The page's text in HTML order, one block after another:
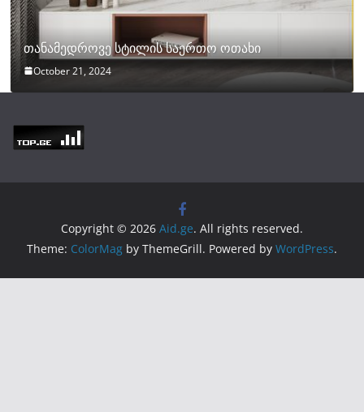
თანამედროვე სტილის საერთო ოთახი
October 21, 2024
Copyright © 2026 Aid.ge. All rights reserved.
Theme: ColorMag by ThemeGrill. Powered by WordPress.